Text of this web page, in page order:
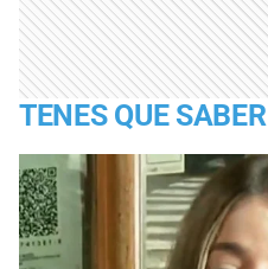
TENES QUE SABER